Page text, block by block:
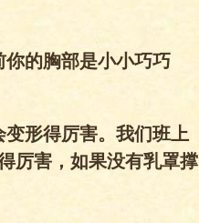
的胸部是小小巧巧
形得厉害。我们班上
厉害，如果没有乳罩撑